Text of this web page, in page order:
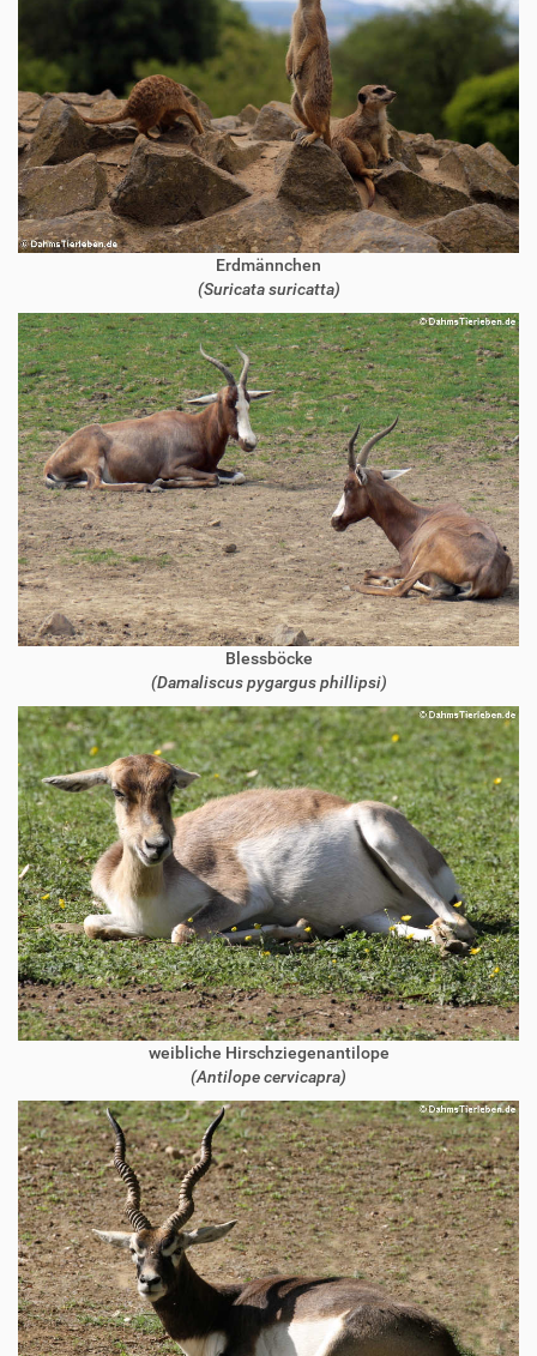
Erdmännchen
(Suricata suricatta)
Blessböcke
(Damaliscus pygargus phillipsi)
weibliche Hirschziegenantilope
(Antilope cervicapra)